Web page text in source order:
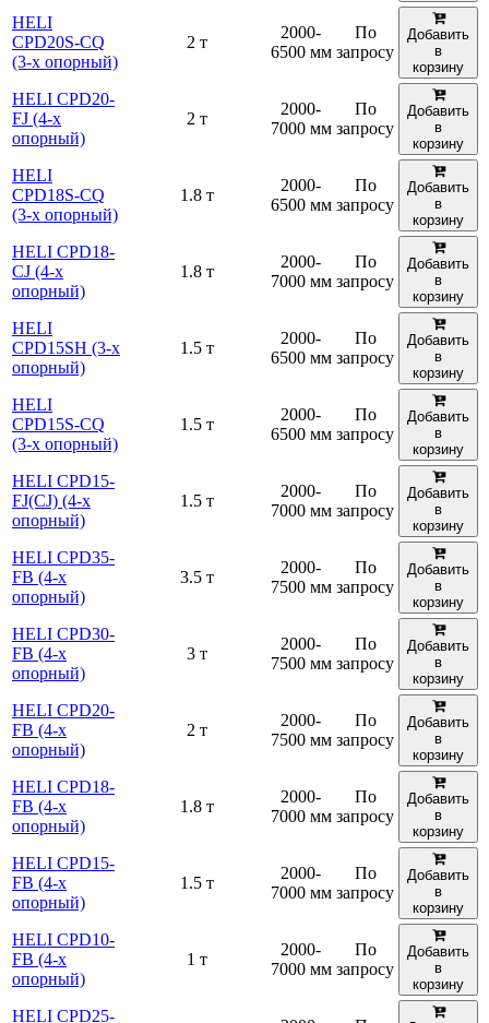
HELI
CPD20S-CQ
(3-х опорный)
2 т
2000-
6500 мм
По
запросу
Добавить
в
корзину
HELI CPD20-
FJ (4-х
опорный)
2 т
2000-
7000 мм
По
запросу
Добавить
в
корзину
HELI
CPD18S-CQ
(3-х опорный)
1.8 т
2000-
6500 мм
По
запросу
Добавить
в
корзину
HELI CPD18-
CJ (4-х
опорный)
1.8 т
2000-
7000 мм
По
запросу
Добавить
в
корзину
HELI
CPD15SH (3-х
опорный)
1.5 т
2000-
6500 мм
По
запросу
Добавить
в
корзину
HELI
CPD15S-CQ
(3-х опорный)
1.5 т
2000-
6500 мм
По
запросу
Добавить
в
корзину
HELI CPD15-
FJ(СJ) (4-х
опорный)
1.5 т
2000-
7000 мм
По
запросу
Добавить
в
корзину
HELI CPD35-
FB (4-х
опорный)
3.5 т
2000-
7500 мм
По
запросу
Добавить
в
корзину
HELI CPD30-
FB (4-х
опорный)
3 т
2000-
7500 мм
По
запросу
Добавить
в
корзину
HELI CPD20-
FB (4-х
опорный)
2 т
2000-
7500 мм
По
запросу
Добавить
в
корзину
HELI CPD18-
FB (4-х
опорный)
1.8 т
2000-
7000 мм
По
запросу
Добавить
в
корзину
HELI CPD15-
FB (4-х
опорный)
1.5 т
2000-
7000 мм
По
запросу
Добавить
в
корзину
HELI CPD10-
FB (4-х
опорный)
1 т
2000-
7000 мм
По
запросу
Добавить
в
корзину
HELI CPD25-